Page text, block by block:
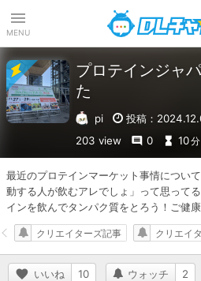
MENU
プロテインジャ
た
pi 投稿：
203 view
0 10分
最近のプロテインマーケット事情につい
動する人が飲むアレでしょ」って思って
インを飲んでタンパク質をとろう！ご健康
いいね 10 ウォッチ 2
クリエイターズ記事 クリエイ